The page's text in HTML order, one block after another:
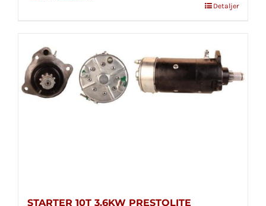
Detaljer
STARTER 10T 3.6KW PRESTOLITE